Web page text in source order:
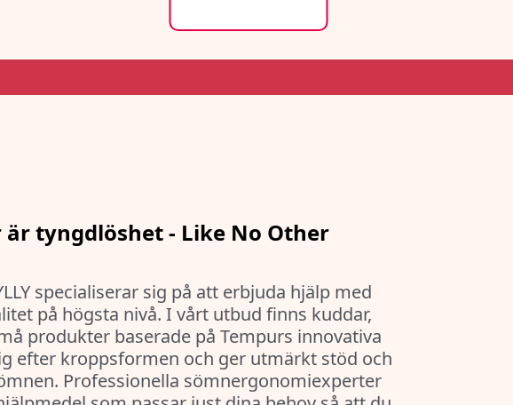
tyngdlöshet - Like No Other
specialiserar sig på att erbjuda hjälp med
på högsta nivå. I vårt utbud finns kuddar,
produkter baserade på Tempurs innovativa
efter kroppsformen och ger utmärkt stöd och
Professionella sömnergonomiexperter